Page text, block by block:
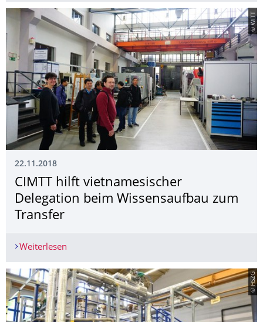
© WITT
22.11.2018
CIMTT hilft vietnamesischer
Delegation beim Wissensaufbau zum
Transfer
Weiterlesen
© HSZG